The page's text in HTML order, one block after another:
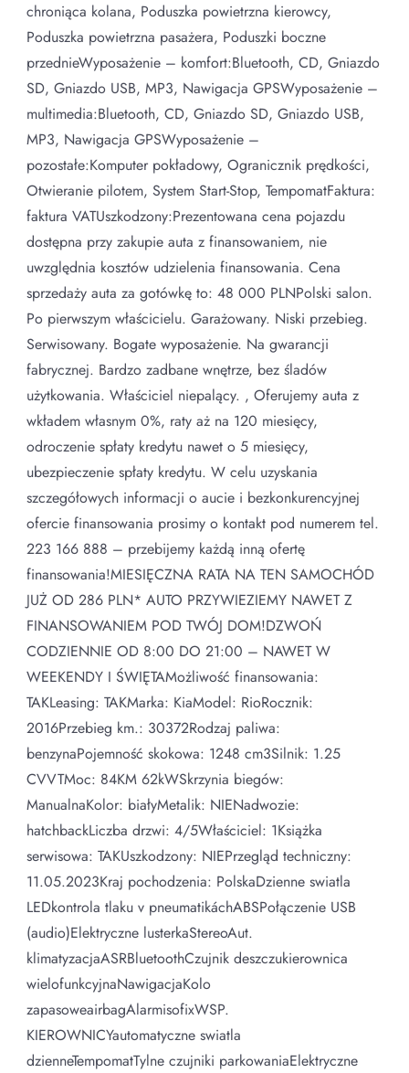
chroniąca kolana, Poduszka powietrzna kierowcy,
Poduszka powietrzna pasażera, Poduszki boczne
przednieWyposażenie – komfort:Bluetooth, CD, Gniazdo
SD, Gniazdo USB, MP3, Nawigacja GPSWyposażenie –
multimedia:Bluetooth, CD, Gniazdo SD, Gniazdo USB,
MP3, Nawigacja GPSWyposażenie –
pozostałe:Komputer pokładowy, Ogranicznik prędkości,
Otwieranie pilotem, System Start-Stop, TempomatFaktura:
faktura VATUszkodzony:Prezentowana cena pojazdu
dostępna przy zakupie auta z finansowaniem, nie
uwzględnia kosztów udzielenia finansowania. Cena
sprzedaży auta za gotówkę to: 48 000 PLNPolski salon.
Po pierwszym właścicielu. Garażowany. Niski przebieg.
Serwisowany. Bogate wyposażenie. Na gwarancji
fabrycznej. Bardzo zadbane wnętrze, bez śladów
użytkowania. Właściciel niepalący. , Oferujemy auta z
wkładem własnym 0%, raty aż na 120 miesięcy,
odroczenie spłaty kredytu nawet o 5 miesięcy,
ubezpieczenie spłaty kredytu. W celu uzyskania
szczegółowych informacji o aucie i bezkonkurencyjnej
ofercie finansowania prosimy o kontakt pod numerem tel.
223 166 888 – przebijemy każdą inną ofertę
finansowania!MIESIĘCZNA RATA NA TEN SAMOCHÓD
JUŻ OD 286 PLN* AUTO PRZYWIEZIEMY NAWET Z
FINANSOWANIEM POD TWÓJ DOM!DZWOŃ
CODZIENNIE OD 8:00 DO 21:00 – NAWET W
WEEKENDY I ŚWIĘTAMożliwość finansowania:
TAKLeasing: TAKMarka: KiaModel: RioRocznik:
2016Przebieg km.: 30372Rodzaj paliwa:
benzynaPojemność skokowa: 1248 cm3Silnik: 1.25
CVVTMoc: 84KM 62kWSkrzynia biegów:
ManualnaKolor: białyMetalik: NIENadwozie:
hatchbackLiczba drzwi: 4/5Właściciel: 1Książka
serwisowa: TAKUszkodzony: NIEPrzegląd techniczny:
11.05.2023Kraj pochodzenia: PolskaDzienne swiatla
LEDkontrola tlaku v pneumatikáchABSPołączenie USB
(audio)Elektryczne lusterkaStereoAut.
klimatyzacjaASRBluetoothCzujnik deszczukierownica
wielofunkcyjnaNawigacjaKolo
zapasoweairbagAlarmisofixWSP.
KIEROWNICYautomatyczne swiatla
dzienneTempomatTylne czujniki parkowaniaElektryczne